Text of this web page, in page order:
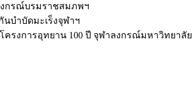
กรณ์บรมราชสมภพฯ
บำบัดมะเร็งจุฬาฯ
โครงการอุทยาน 100 ปี จุฬาลงกรณ์มหาวิทยาลัย